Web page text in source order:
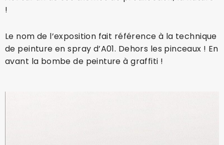
!
Le nom de l’exposition fait référence à la technique
de peinture en spray d’A01. Dehors les pinceaux ! En
avant la bombe de peinture à graffiti !